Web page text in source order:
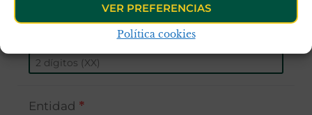
VER PREFERENCIAS
Política cookies
Entidad *